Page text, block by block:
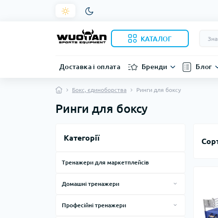
КАТАЛОГ
Доставка і оплата Бренди Блог
Бокс, єдиноборства Ринги для боксу
Ринги для боксу
Категорії
Тренажери для маркетплейсів
Домашні тренажери
Тренажери, лави, стійки
Професійні тренажери